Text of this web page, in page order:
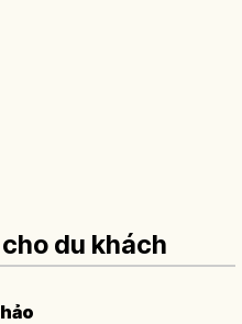
du khách